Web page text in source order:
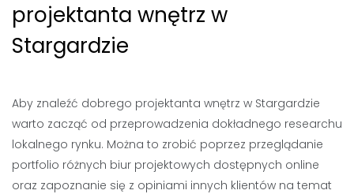
projektanta wnętrz w
Stargardzie
Aby znaleźć dobrego projektanta wnętrz w Stargardzie
warto zacząć od przeprowadzenia dokładnego researchu
lokalnego rynku. Można to zrobić poprzez przeglądanie
portfolio różnych biur projektowych dostępnych online
oraz zapoznanie się z opiniami innych klientów na temat